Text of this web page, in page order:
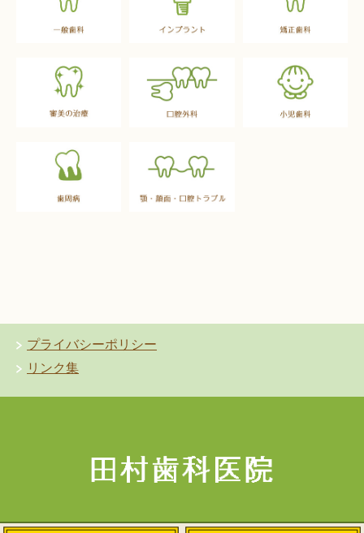
プライバシーポリシー
リンク集